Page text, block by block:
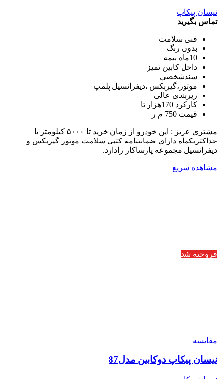
نیسان پیکاپ
تماس بگیرید
فنی سلامت
بدون رنگ
10ماه بیمه
داخل کابین تمیز
سندشخصی
موتور،گیربکس ،دیفرانسیل پلمپ
زیربندی عالی
کارکرد 170هزار تا
قیمت 750 م ر
مشتری عزیز : این خودرو از زمان خرید تا ۵۰۰۰ کیلومتر یا
حداکثریکماه دارای ضمانتنامه کتبی سلامت موتور گیربکس و
دیفرانسیل مجموعه پارساکار رادارد.
مشاهده سریع
فروخته شد
مقایسه
نیسان پیکاپ دوکابین مدل87